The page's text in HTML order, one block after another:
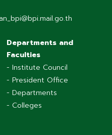
Departments and
Faculties
- Institute Council
- President Office
- Departments
- Colleges